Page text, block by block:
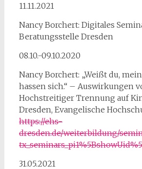
11.11.2021
Nancy Borchert: Digitales
Beratungsstelle Dresden
08.10.-09.10.2020
Nancy Borchert: „Weißt du,
hassen sich.“ – Auswirkungen
Hochstreitiger Trennung auf
Dresden, Evangelische
https://ehs-
dresden.de/weiterbildung/
31.05.2021